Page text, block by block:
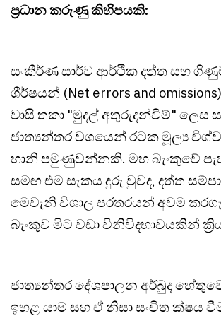
ප්‍රධාන කරුණු කිහිපයකි:
සංකීර්ණ සාර්ව ආර්ථික දත්ත සහ
ශීර්ෂයන් (Net errors and
වාසි තකා "මුදල් අතුරුදන්වීම්" ලෙස
ජාත්‍යන්තර වශයෙන් රටක මූල්‍ය
හානි පමුණුවන්නකි. මහ බැංකුවේ
සමඟ එම සැකය දුරු වුවද, දත්ත
මෙවැනි විශාල පරතරයන් අවම
බැංකුව මීට වඩා විනිවිදභාවයකින්
ජාත්‍යන්තර දේශපාලන අර්බුද
ඉහළ යාම සහ ඒ නිසා සංචිත ක්ෂය